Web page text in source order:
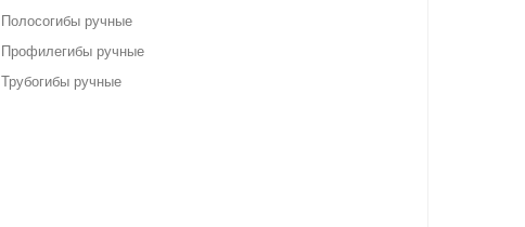
Полосогибы ручные
Профилегибы ручные
Трубогибы ручные